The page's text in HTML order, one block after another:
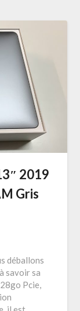
2019
Gris
déballons
savoir sa
Pcie,